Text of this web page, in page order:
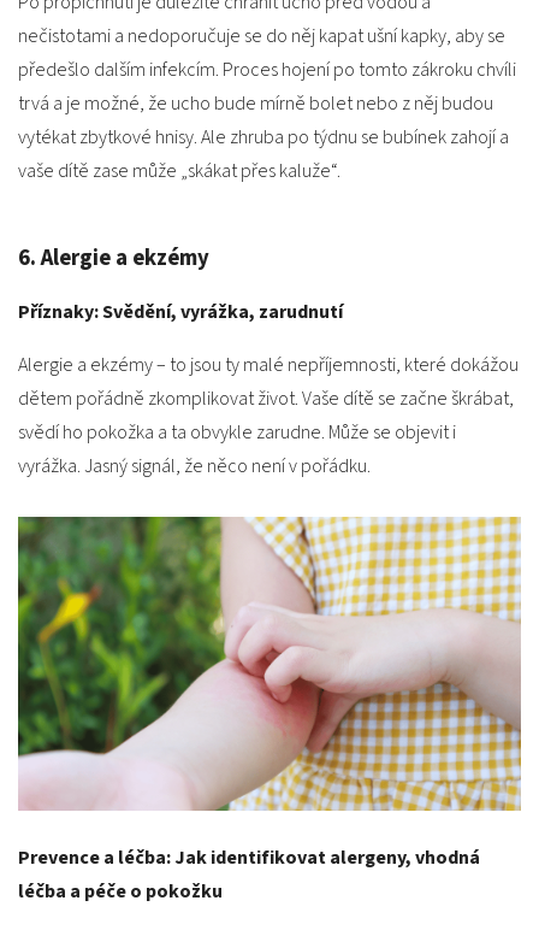
nečistotami a nedoporučuje se do něj kapat ušní kapky, aby se
předešlo dalším infekcím. Proces hojení po tomto zákroku chvíli
trvá a je možné, že ucho bude mírně bolet nebo z něj budou
vytékat zbytkové hnisy. Ale zhruba po týdnu se bubínek zahojí a
vaše dítě zase může „skákat přes kaluže“.
6. Alergie a ekzémy
Příznaky: Svědění, vyrážka, zarudnutí
Alergie a ekzémy – to jsou ty malé nepříjemnosti, které dokážou
dětem pořádně zkomplikovat život. Vaše dítě se začne škrábat,
svědí ho pokožka a ta obvykle zarudne. Může se objevit i
vyrážka. Jasný signál, že něco není v pořádku.
Prevence a léčba: Jak identifikovat alergeny, vhodná
léčba a péče o pokožku